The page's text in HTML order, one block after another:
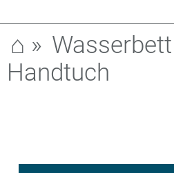
⌂ »
Handtuch